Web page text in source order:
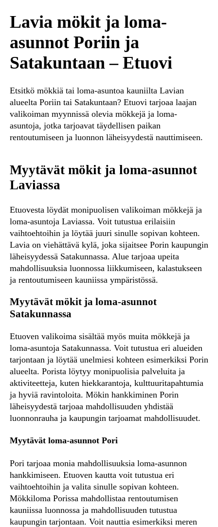
Lavia mökit ja loma-
asunnot Poriin ja
Satakuntaan – Etuovi
Etsitkö mökkiä tai loma-asuntoa kauniilta Lavian
alueelta Poriin tai Satakuntaan? Etuovi tarjoaa laajan
valikoiman myynnissä olevia mökkejä ja loma-
asuntoja, jotka tarjoavat täydellisen paikan
rentoutumiseen ja luonnon läheisyydestä nauttimiseen.
Myytävät mökit ja loma-asunnot
Laviassa
Etuovesta löydät monipuolisen valikoiman mökkejä ja
loma-asuntoja Laviassa. Voit tutustua erilaisiin
vaihtoehtoihin ja löytää juuri sinulle sopivan kohteen.
Lavia on viehättävä kylä, joka sijaitsee Porin kaupungin
läheisyydessä Satakunnassa. Alue tarjoaa upeita
mahdollisuuksia luonnossa liikkumiseen, kalastukseen
ja rentoutumiseen kauniissa ympäristössä.
Myytävät mökit ja loma-asunnot
Satakunnassa
Etuoven valikoima sisältää myös muita mökkejä ja
loma-asuntoja Satakunnassa. Voit tutustua eri alueiden
tarjontaan ja löytää unelmiesi kohteen esimerkiksi Porin
alueelta. Porista löytyy monipuolisia palveluita ja
aktiviteetteja, kuten hiekkarantoja, kulttuuritapahtumia
ja hyviä ravintoloita. Mökin hankkiminen Porin
läheisyydestä tarjoaa mahdollisuuden yhdistää
luonnonrauha ja kaupungin tarjoamat mahdollisuudet.
Myytävät loma-asunnot Pori
Pori tarjoaa monia mahdollisuuksia loma-asunnon
hankkimiseen. Etuoven kautta voit tutustua eri
vaihtoehtoihin ja valita sinulle sopivan kohteen.
Mökkiloma Porissa mahdollistaa rentoutumisen
kauniissa luonnossa ja mahdollisuuden tutustua
kaupungin tarjontaan. Voit nauttia esimerkiksi meren